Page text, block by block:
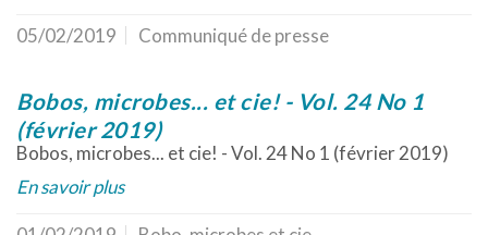
05/02/2019 Communiqué de presse
Bobos, microbes... et cie! - Vol. 24 No 1
(février 2019)
Bobos, microbes... et cie! - Vol. 24 No 1 (février 2019)
En savoir plus